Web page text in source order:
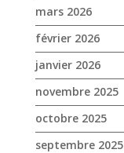
mars 2026
février 2026
janvier 2026
novembre 2025
octobre 2025
septembre 2025